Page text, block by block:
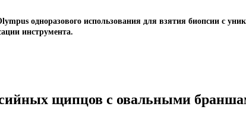
одноразового использования для взятия биопсии с
инструмента.
щипцов с овальными